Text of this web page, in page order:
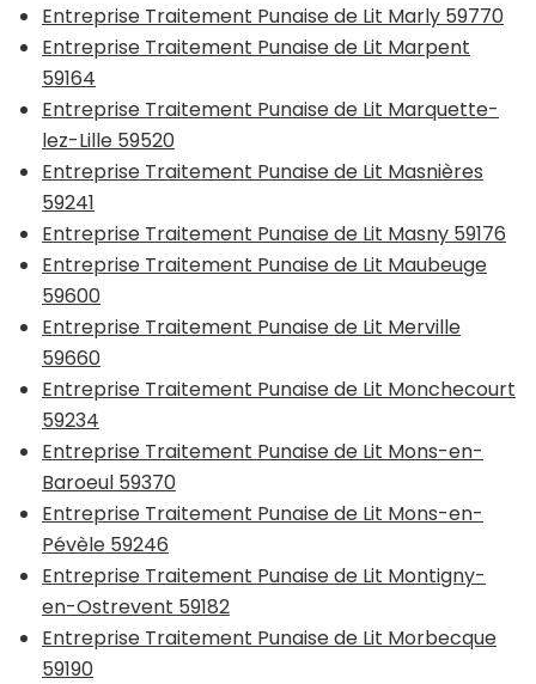
Entreprise Traitement Punaise de Lit Marly 59770
Entreprise Traitement Punaise de Lit Marpent
59164
Entreprise Traitement Punaise de Lit Marquette-
lez-Lille 59520
Entreprise Traitement Punaise de Lit Masnières
59241
Entreprise Traitement Punaise de Lit Masny 59176
Entreprise Traitement Punaise de Lit Maubeuge
59600
Entreprise Traitement Punaise de Lit Merville
59660
Entreprise Traitement Punaise de Lit Monchecourt
59234
Entreprise Traitement Punaise de Lit Mons-en-
Baroeul 59370
Entreprise Traitement Punaise de Lit Mons-en-
Pévèle 59246
Entreprise Traitement Punaise de Lit Montigny-
en-Ostrevent 59182
Entreprise Traitement Punaise de Lit Morbecque
59190